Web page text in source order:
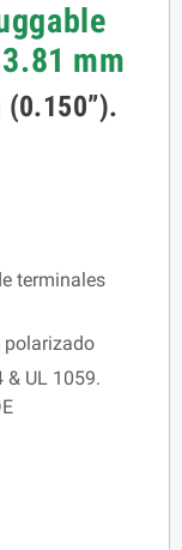
mm
(0.150”).
terminales
polarizado
& UL 1059.